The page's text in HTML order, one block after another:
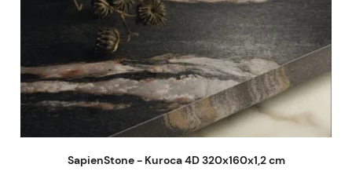
SapienStone - Kuroca 4D 320x160x1,2 cm